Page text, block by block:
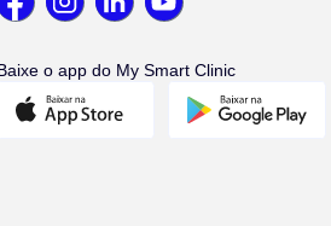
o app do My Smart Clinic